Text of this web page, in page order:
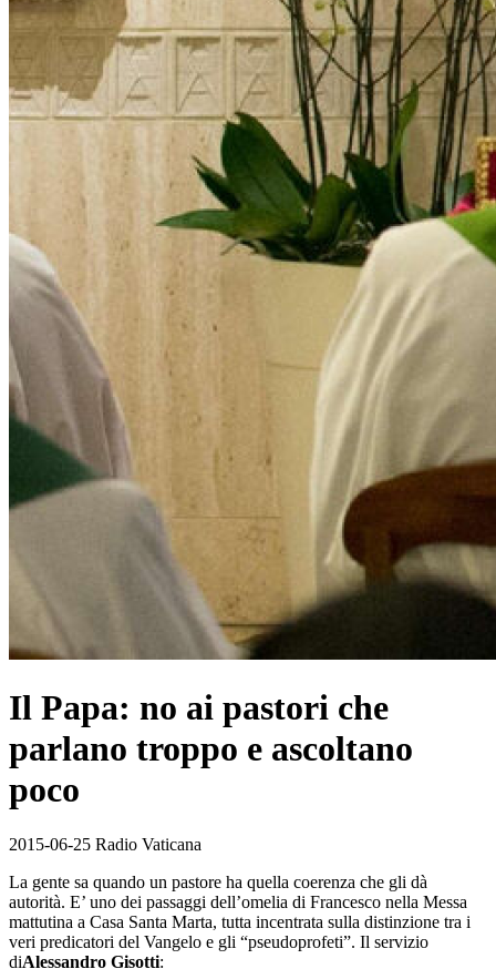
Il Papa: no ai pastori che
parlano troppo e ascoltano
poco
2015-06-25 Radio Vaticana
La gente sa quando un pastore ha quella coerenza che gli dà
autorità. E’ uno dei passaggi dell’omelia di Francesco nella Messa
mattutina a Casa Santa Marta, tutta incentrata sulla distinzione tra i
veri predicatori del Vangelo e gli “pseudoprofeti”. Il servizio
diAlessandro Gisotti: